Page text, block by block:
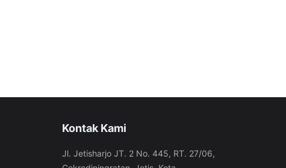
Kontak Kami
Jl. Jetisharjo JT. 2 No. 445, RT. 27/06,